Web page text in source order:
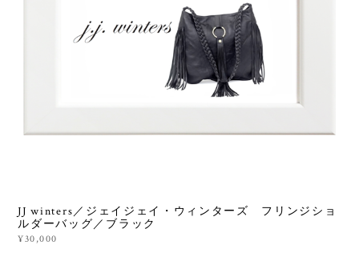
JJ winters／ジェイジェイ・ウィンターズ フリンジショ
ルダーバッグ／ブラック
¥30,000